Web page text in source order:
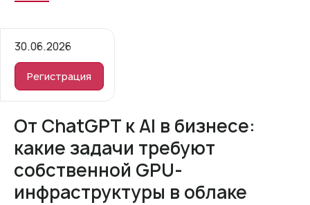
30.06.2026
Регистрация
От ChatGPT к AI в бизнесе:
какие задачи требуют
собственной GPU-
инфраструктуры в облаке